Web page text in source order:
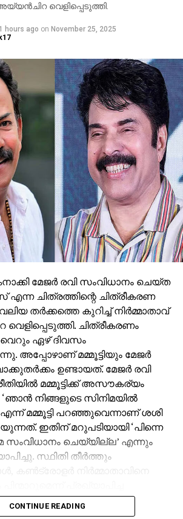
വെളിപ്പെടുത്തി.
hours ago on November 25, 2025
മേജര്‍ രവി സംവിധാനം ചെയ്ത
ചിത്രത്തിന്റെ ചിത്രീകരണ
തര്‍ക്കത്തെ കുറിച്ച് നിര്‍മ്മാതാവ്
ചിത്രീകരണം
ഏഴ് ദിവസം
അപ്പോഴാണ് മമ്മൂട്ടിയും മേജര്‍
ഉണ്ടായത്. മേജര്‍ രവി
മമ്മൂട്ടിക്ക് അസൗകര്യം
നിങ്ങളുടെ സിനിമയില്‍
എന്ന് മമ്മൂട്ടി പറഞ്ഞുവെന്നാണ് ശശി
ഇതിന് മറുപടിയായി ‘പിന്നെ
ചെയ്യില്ല’ എന്നും
സ്ഥിതി തീര്‍ത്തും
അയ്യന്‍ചിറ ശാന്തമായി,
മേജര്‍ സാര്‍ സംവിധാനം
CONTINUE READING